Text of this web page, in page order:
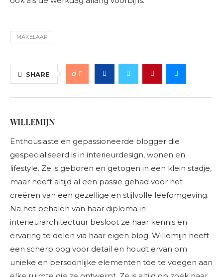
MAKELAAR
SHARE 0
WILLEMIJN
Enthousiaste en gepassioneerde blogger die
gespecialiseerd is in interieurdesign, wonen en
lifestyle. Ze is geboren en getogen in een klein stadje,
maar heeft altijd al een passie gehad voor het
creëren van een gezellige en stijlvolle leefomgeving.
Na het behalen van haar diploma in
interieurarchitectuur besloot ze haar kennis en
ervaring te delen via haar eigen blog. Willemijn heeft
een scherp oog voor detail en houdt ervan om
unieke en persoonlijke elementen toe te voegen aan